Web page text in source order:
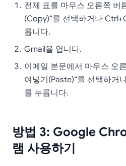
전체 표를 마우스 오른쪽 버
(Copy)“를 선택하거나
릅니다.
Gmail을 엽니다.
이메일 본문에서 마우스 오
여넣기(Paste)“를 선택하거
를 누릅니다.
방법 3: Google
램 사용하기